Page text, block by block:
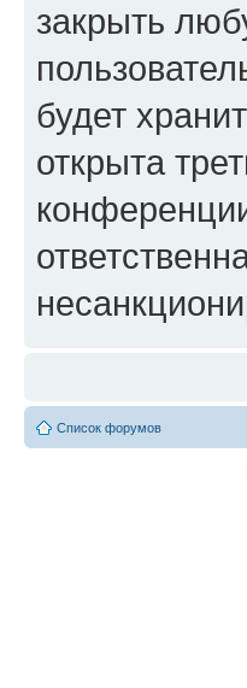
закрыть
будет
открыта
Список форумов